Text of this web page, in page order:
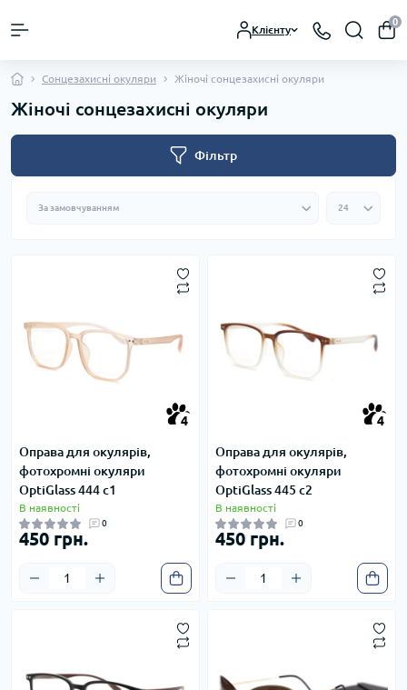
Клієнту
0
Сонцезахисні окуляри Жіночі сонцезахисні окуляри
Жіночі сонцезахисні окуляри
Фільтр
4
4
Оправа для окулярів,
фотохромні окуляри
OptiGlass 444 с1
В наявності
0
450 грн.
4
4
Оправа для окулярів,
фотохромні окуляри
OptiGlass 445 с2
В наявності
0
450 грн.